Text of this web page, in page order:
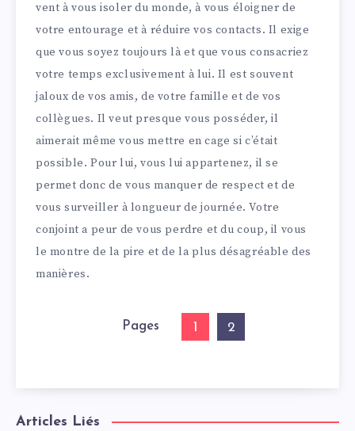
vent à vous isoler du monde, à vous éloigner de
votre entourage et à réduire vos contacts. Il exige
que vous soyez toujours là et que vous consacriez
votre temps exclusivement à lui. Il est souvent
jaloux de vos amis, de votre famille et de vos
collègues. Il veut presque vous posséder, il
aimerait même vous mettre en cage si c’était
possible. Pour lui, vous lui appartenez, il se
permet donc de vous manquer de respect et de
vous surveiller à longueur de journée. Votre
conjoint a peur de vous perdre et du coup, il vous
le montre de la pire et de la plus désagréable des
manières.
Pages 1 2
Articles Liés